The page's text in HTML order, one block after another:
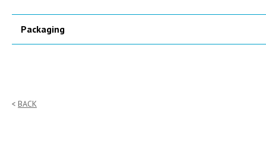
Packaging
BACK